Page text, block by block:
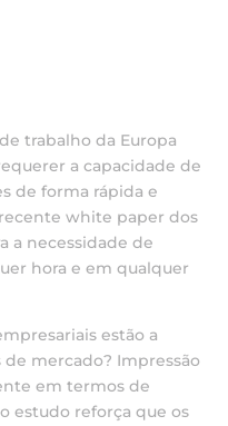
trabalho da Europa
a capacidade de
de forma rápida e
white paper dos
a necessidade de
hora e em qualquer
estão a
mercado? Impressão
em termos de
estudo reforça que os